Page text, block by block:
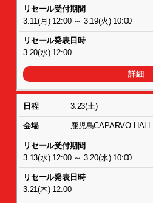
3.11(月) 12:00 ～ 3.19(火) 10:00
3.20(水) 12:00
詳細
3.23(土)
鹿児島CAPARVO HALL
3.13(水) 12:00 ～ 3.20(水) 10:00
3.21(木) 12:00